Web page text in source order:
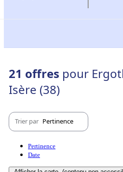
21 offres pour
Isère (38)
Trier par Pertinence
Pertinence
Date